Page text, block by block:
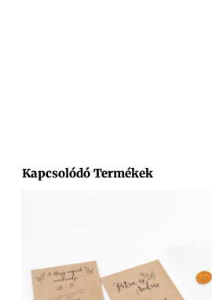
Kapcsolódó Termékek